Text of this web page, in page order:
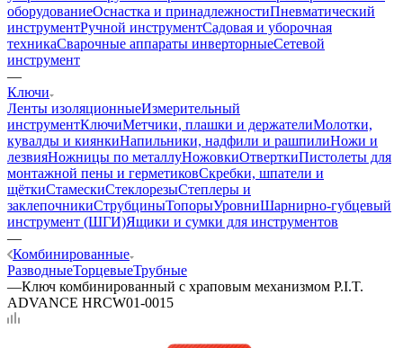
оборудованиеОснастка и принадлежностиПневматический
инструментРучной инструментСадовая и уборочная
техникаСварочные аппараты инверторныеСетевой
инструмент
—
Ключи
Ленты изоляционныеИзмерительный
инструментКлючиМетчики, плашки и держателиМолотки,
кувалды и киянкиНапильники, надфили и рашпилиНожи и
лезвияНожницы по металлуНожовкиОтверткиПистолеты для
монтажной пены и герметиковСкребки, шпатели и
щёткиСтамескиСтеклорезыСтеплеры и
заклепочникиСтрубциныТопорыУровниШарнирно-губцевый
инструмент (ШГИ)Ящики и сумки для инструментов
—
Комбинированные
РазводныеТорцевыеТрубные
—Ключ комбинированный с храповым механизмом P.I.T.
ADVANCE HRCW01-0015